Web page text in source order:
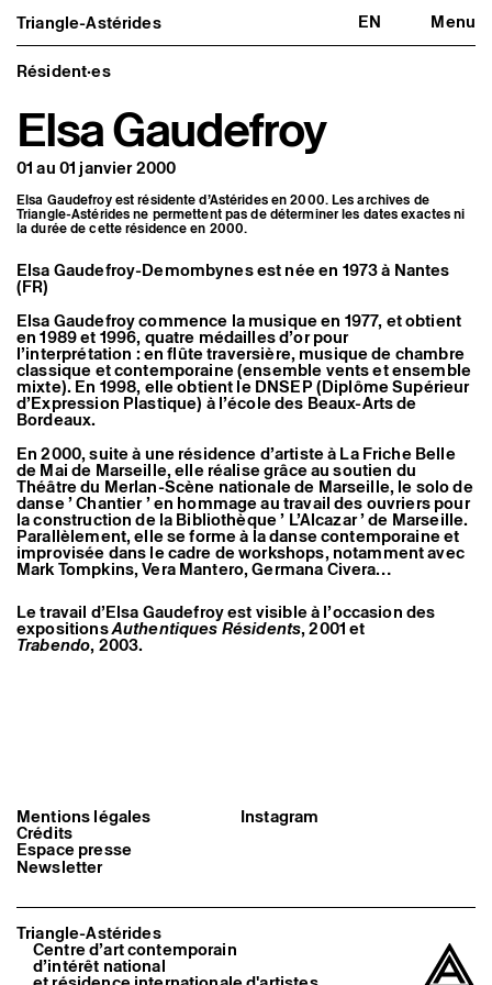
Triangle-Astérides EN Menu
Triangle-Astérides
Centre d’art contemporain
d’intérêt national
et résidence internationale d'artistes
Fermer
Présentation
À propos
Équipe et gouvernance
Formation professionnelle
Adhérer / nous soutenir
Informations pratiques
Programmation
Agenda : en cours et à venir
Expositions
Événements
Programmation éditoriale
Médiation
Publics associés
Les Nouveaux Commanditaires
Artistes résident·es et associé·es
Résident·es
Artistes associé·es
Hors-les-murs
Ancien·nes résident·es et artistes associé·es
Résident·es
Elsa Gaudefroy
01 au 01 janvier 2000
Elsa Gaudefroy est résidente d’Astérides en 2000. Les archives de
Triangle-Astérides ne permettent pas de déterminer les dates exactes ni
la durée de cette résidence en 2000.
Elsa Gaudefroy-Demombynes est née en 1973 à Nantes
(FR)
Elsa Gaudefroy commence la musique en 1977, et obtient
en 1989 et 1996, quatre médailles d’or pour
l’interprétation : en flûte traversière, musique de chambre
classique et contemporaine (ensemble vents et ensemble
mixte). En 1998, elle obtient le DNSEP (Diplôme Supérieur
d’Expression Plastique) à l’école des Beaux-Arts de
Bordeaux.
En 2000, suite à une résidence d’artiste à La Friche Belle
de Mai de Marseille, elle réalise grâce au soutien du
Théâtre du Merlan-Scène nationale de Marseille, le solo de
danse ’ Chantier ’ en hommage au travail des ouvriers pour
la construction de la Bibliothèque ’ L’Alcazar ’ de Marseille.
Parallèlement, elle se forme à la danse contemporaine et
improvisée dans le cadre de workshops, notamment avec
Mark Tompkins, Vera Mantero, Germana Civera…
Le travail d’Elsa Gaudefroy est visible à l’occasion des
expositionsAuthentiques Résidents,2001 et
Trabendo, 2003.
Triangle-Astérides
Centre d’art contemporain
d’intérêt national
Instagram
Mentions légales
Crédits
Espace presse
Newsletter